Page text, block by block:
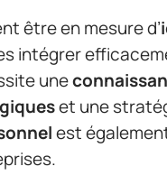
être en mesure d’
intégrer
une
et une
est